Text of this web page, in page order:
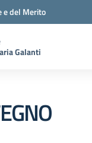
e del Merito
Galanti